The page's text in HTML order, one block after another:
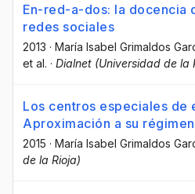
En-red-a-dos: la docencia
redes sociales
2013 · María Isabel Grimaldos
et al. · Dialnet (Universidad de la
Los centros especiales de
Aproximación a su
2015 · María Isabel Grimaldos
de la Rioja)